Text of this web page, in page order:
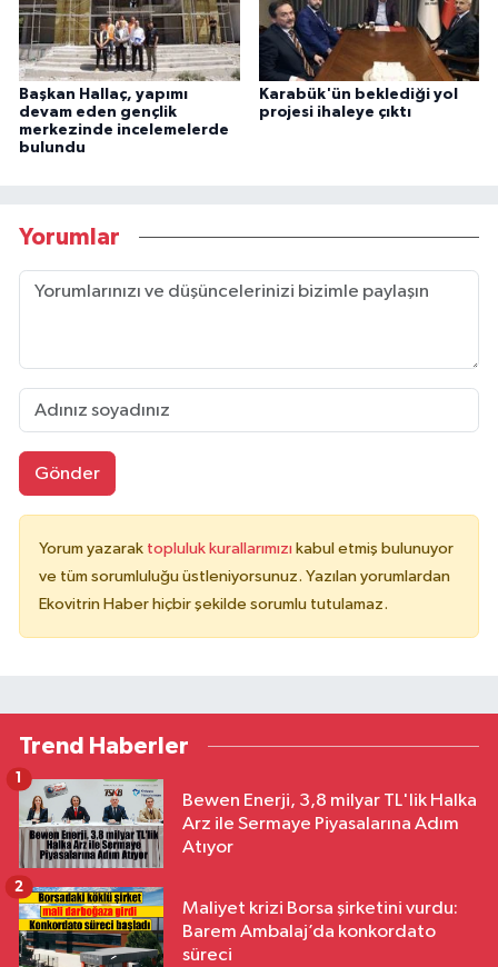
Başkan Hallaç, yapımı
devam eden gençlik
merkezinde incelemelerde
bulundu
Karabük'ün beklediği yol
projesi ihaleye çıktı
Yorumlar
Gönder
Yorum yazarak topluluk kurallarımızı kabul etmiş bulunuyor
ve tüm sorumluluğu üstleniyorsunuz. Yazılan yorumlardan
Ekovitrin Haber hiçbir şekilde sorumlu tutulamaz.
Trend Haberler
Bewen Enerji, 3,8 milyar TL'lik Halka
Arz ile Sermaye Piyasalarına Adım
Atıyor
1
Maliyet krizi Borsa şirketini vurdu:
Barem Ambalaj’da konkordato
süreci
2